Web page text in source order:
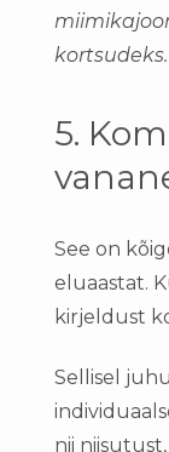
kortsudeks.
5.
See on
eluaastat.
kirjeldust
Sellisel
nii